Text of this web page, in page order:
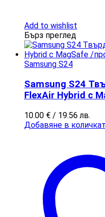
Add to wishlist
Бърз преглед
Samsung S24
Samsung S24
FlexAir Hybrid с
10.00 € / 19.56 лв.
Добавяне в